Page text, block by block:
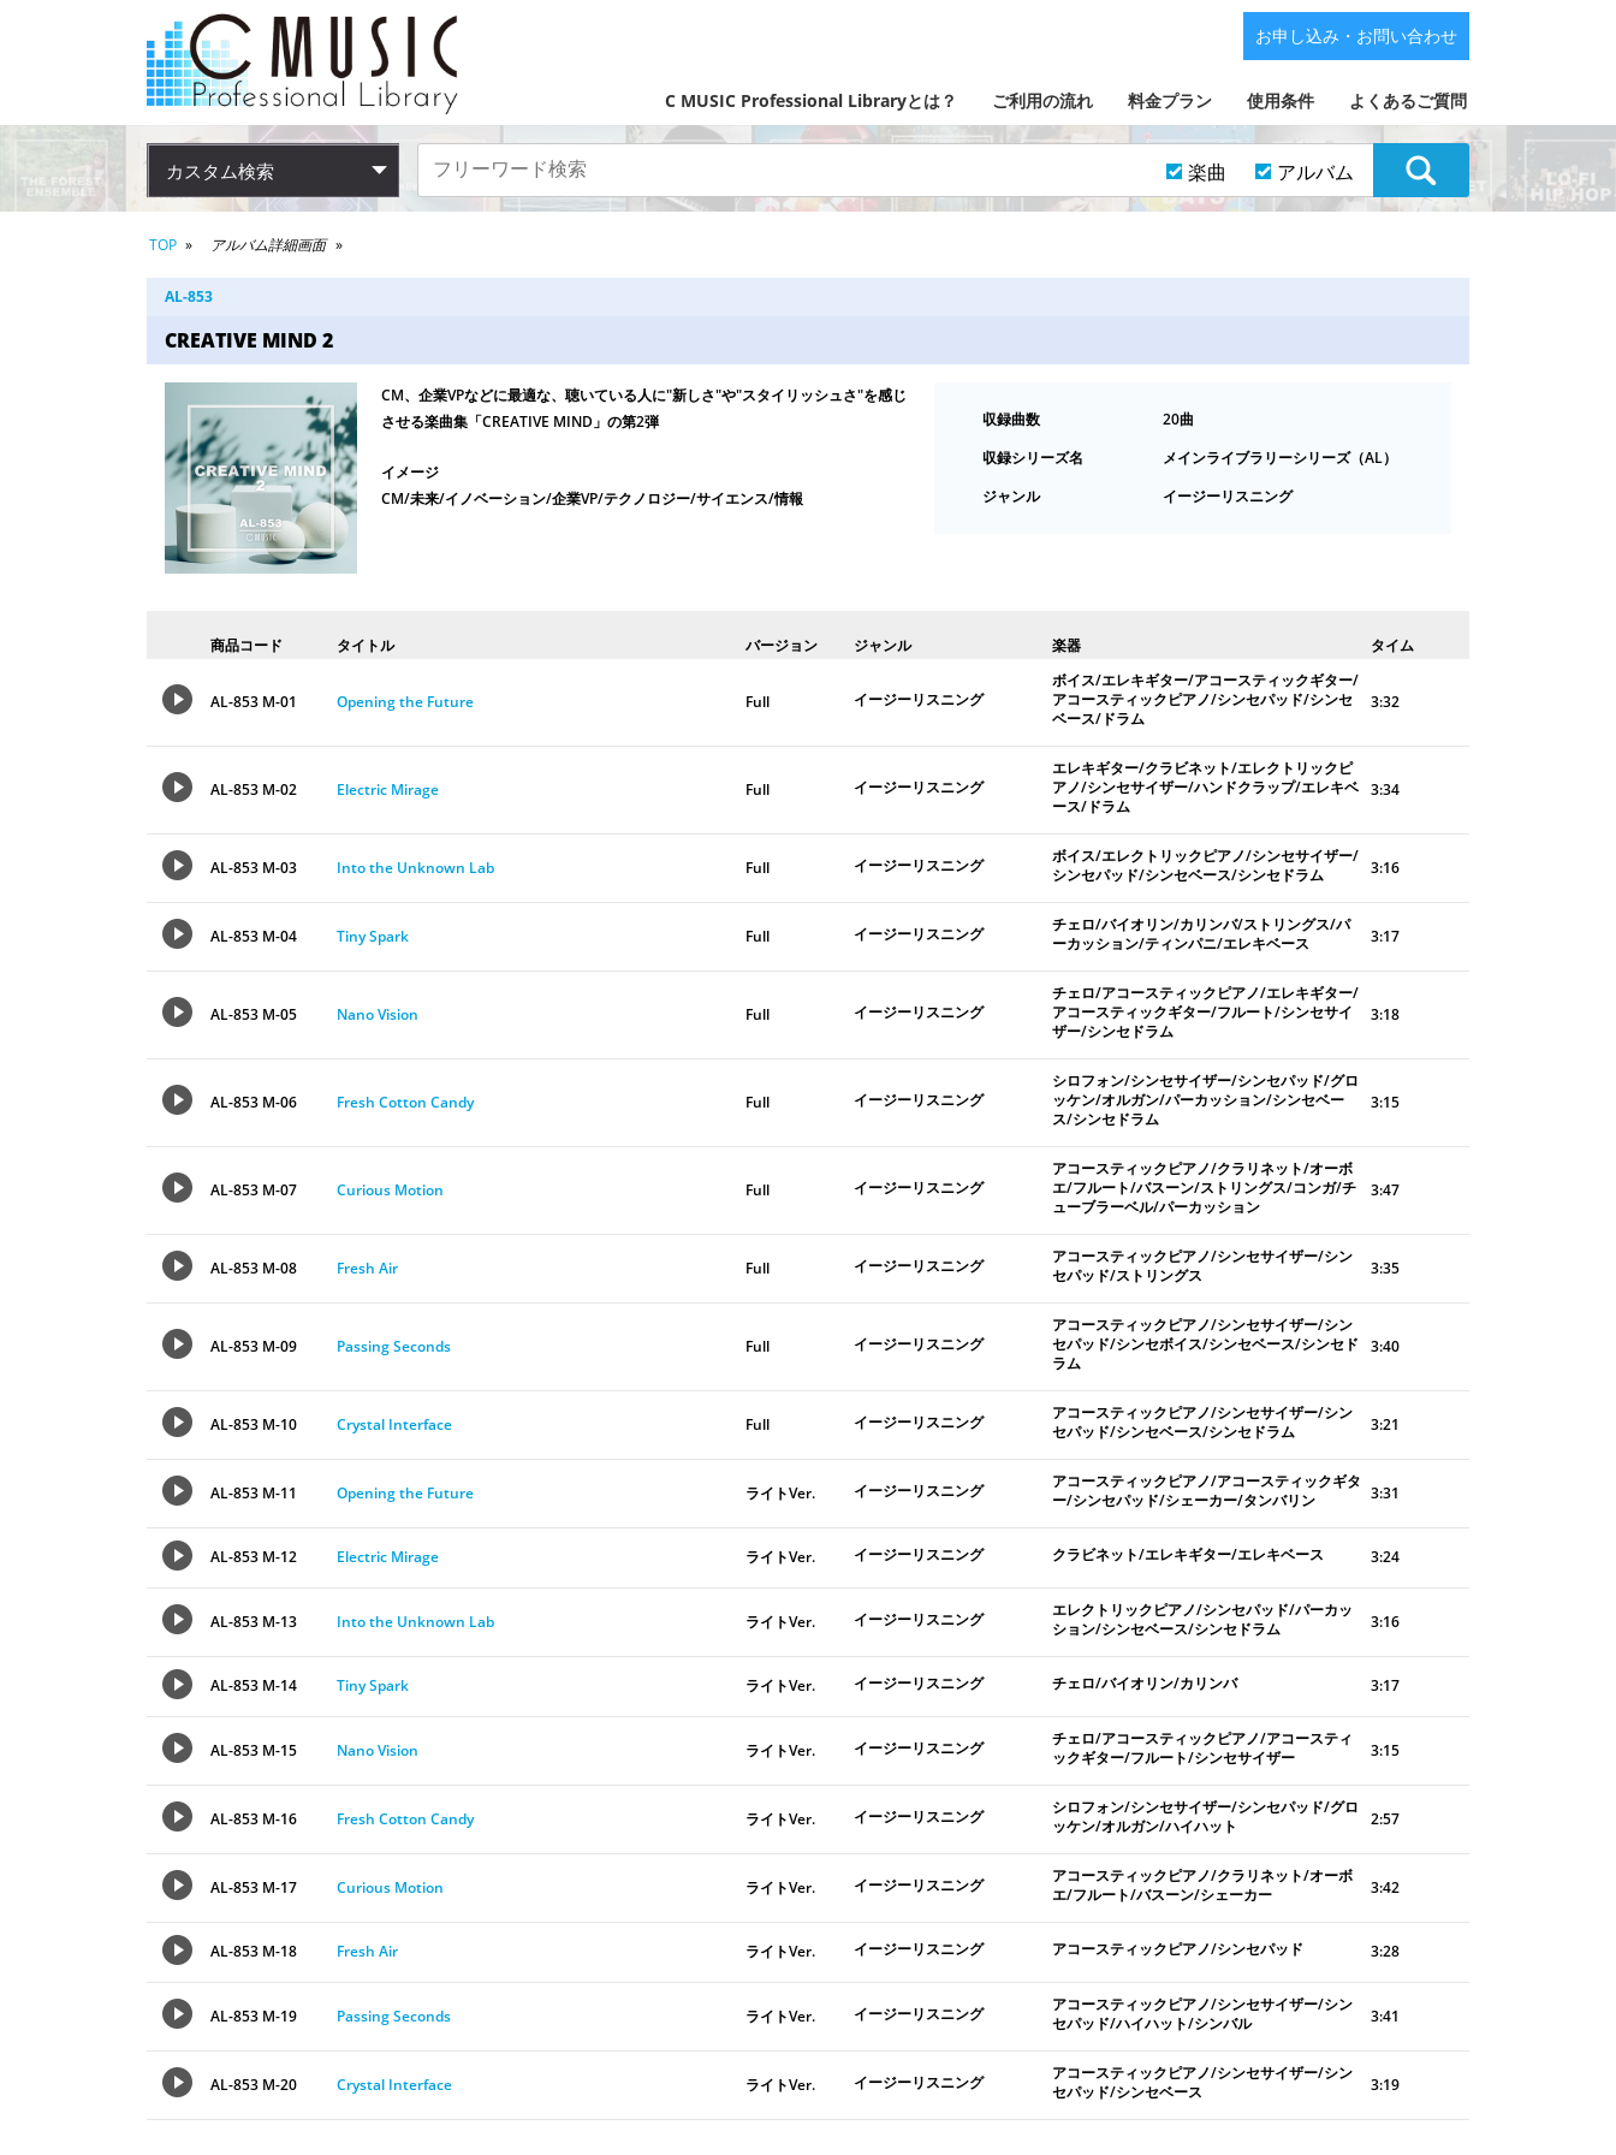
C MUSIC Professional Libraryとは？ ご利用の流れ 料金プラン 使用条件 よくあるご質問
お申し込み・お問い合わせ
カスタム検索 楽曲 アルバム
TOP アルバム詳細画面
AL-853
CREATIVE MIND 2
CM、企業VPなどに最適な、聴いている人に"新しさ"や"スタイリッシュさ"を感じ
させる楽曲集「CREATIVE MIND」の第2弾
イメージ
CM/未来/イノベーション/企業VP/テクノロジー/サイエンス/情報
収録曲数
20曲
収録シリーズ名
メインライブラリーシリーズ（AL）
ジャンル
イージーリスニング
商品コード タイトル バージョン ジャンル 楽器 タイム
AL-853 M-01 Opening the Future Full イージーリスニング
ボイス/エレキギター/アコースティックギター/
アコースティックピアノ/シンセパッド/シンセ
ベース/ドラム
3:32
AL-853 M-02 Electric Mirage Full イージーリスニング
エレキギター/クラビネット/エレクトリックピ
アノ/シンセサイザー/ハンドクラップ/エレキベ
ース/ドラム
3:34
AL-853 M-03 Into the Unknown Lab Full イージーリスニング
ボイス/エレクトリックピアノ/シンセサイザー/
シンセパッド/シンセベース/シンセドラム
3:16
AL-853 M-04 Tiny Spark Full イージーリスニング
チェロ/バイオリン/カリンバ/ストリングス/パ
ーカッション/ティンパニ/エレキベース
3:17
AL-853 M-05 Nano Vision Full イージーリスニング
チェロ/アコースティックピアノ/エレキギター/
アコースティックギター/フルート/シンセサイ
ザー/シンセドラム
3:18
AL-853 M-06 Fresh Cotton Candy Full イージーリスニング
シロフォン/シンセサイザー/シンセパッド/グロ
ッケン/オルガン/パーカッション/シンセベー
ス/シンセドラム
3:15
AL-853 M-07 Curious Motion Full イージーリスニング
アコースティックピアノ/クラリネット/オーボ
エ/フルート/バスーン/ストリングス/コンガ/チ
ューブラーベル/パーカッション
3:47
AL-853 M-08 Fresh Air Full イージーリスニング
アコースティックピアノ/シンセサイザー/シン
セパッド/ストリングス
3:35
AL-853 M-09 Passing Seconds Full イージーリスニング
アコースティックピアノ/シンセサイザー/シン
セパッド/シンセボイス/シンセベース/シンセド
ラム
3:40
AL-853 M-10 Crystal Interface Full イージーリスニング
アコースティックピアノ/シンセサイザー/シン
セパッド/シンセベース/シンセドラム
3:21
AL-853 M-11 Opening the Future ライトVer. イージーリスニング
アコースティックピアノ/アコースティックギタ
ー/シンセパッド/シェーカー/タンバリン
3:31
AL-853 M-12 Electric Mirage ライトVer. イージーリスニング クラビネット/エレキギター/エレキベース 3:24
AL-853 M-13 Into the Unknown Lab ライトVer. イージーリスニング
エレクトリックピアノ/シンセパッド/パーカッ
ション/シンセベース/シンセドラム
3:16
AL-853 M-14 Tiny Spark ライトVer. イージーリスニング チェロ/バイオリン/カリンバ 3:17
AL-853 M-15 Nano Vision ライトVer. イージーリスニング
チェロ/アコースティックピアノ/アコースティ
ックギター/フルート/シンセサイザー
3:15
AL-853 M-16 Fresh Cotton Candy ライトVer. イージーリスニング
シロフォン/シンセサイザー/シンセパッド/グロ
ッケン/オルガン/ハイハット
2:57
AL-853 M-17 Curious Motion ライトVer. イージーリスニング
アコースティックピアノ/クラリネット/オーボ
エ/フルート/バスーン/シェーカー
3:42
AL-853 M-18 Fresh Air ライトVer. イージーリスニング アコースティックピアノ/シンセパッド 3:28
AL-853 M-19 Passing Seconds ライトVer. イージーリスニング
アコースティックピアノ/シンセサイザー/シン
セパッド/ハイハット/シンバル
3:41
AL-853 M-20 Crystal Interface ライトVer. イージーリスニング
アコースティックピアノ/シンセサイザー/シン
セパッド/シンセベース
3:19